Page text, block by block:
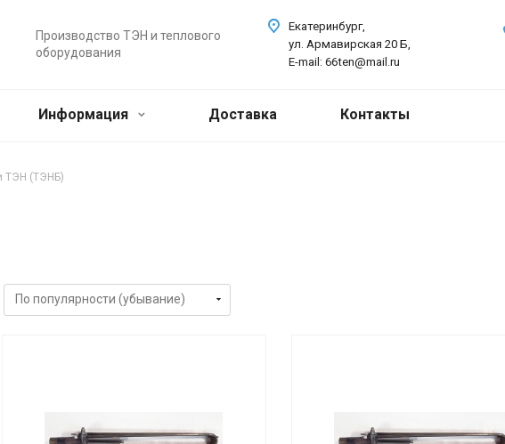
Производство ТЭН и теплового
оборудования
Екатеринбург,
ул. Армавирская 20 Б,
E-mail: 66ten@mail.ru
Информация Доставка Контакты
ТЭН (ТЭНБ)